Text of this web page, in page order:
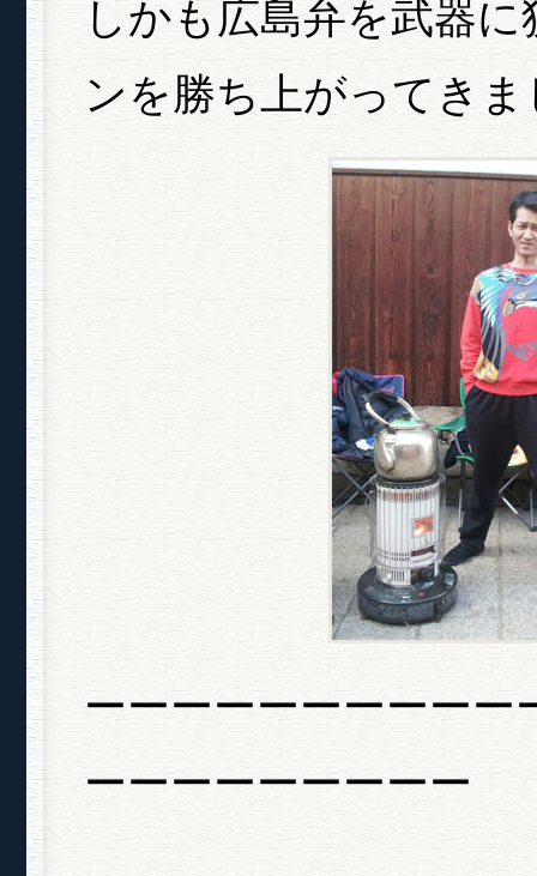
しかも広島弁を武器
ンを勝ち上がってき
ーーーーーーーーーー
ーーーーーーーーー